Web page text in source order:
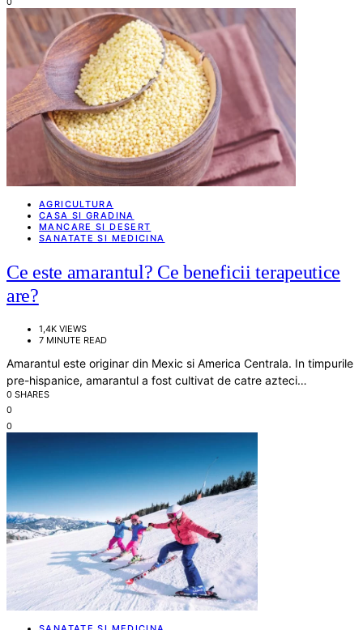
AGRICULTURA
CASA SI GRADINA
MANCARE SI DESERT
SANATATE SI MEDICINA
Ce este amarantul? Ce beneficii terapeutice
are?
1,4K VIEWS
7 MINUTE READ
Amarantul este originar din Mexic si America Centrala. In timpurile
pre-hispanice, amarantul a fost cultivat de catre azteci…
0 SHARES
0
0